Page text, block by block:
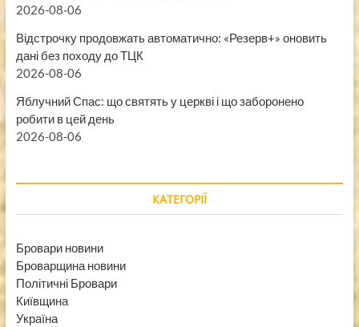
2026-08-06
Відстрочку продовжать автоматично: «Резерв+» оновить
дані без походу до ТЦК
2026-08-06
Яблучний Спас: що святять у церкві і що заборонено
робити в цей день
2026-08-06
КАТЕГОРІЇ
Бровари новини
Броварщина новини
Політичні Бровари
Київщина
Україна